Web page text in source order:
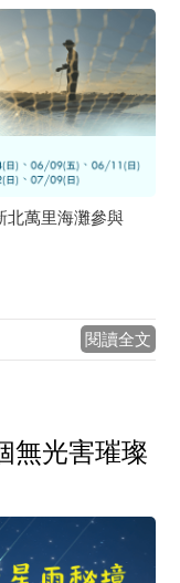
北萬里海灘參與
閱讀全文
無光害璀璨